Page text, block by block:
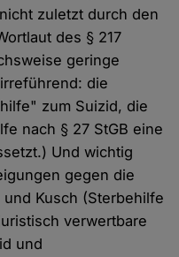
zuletzt durch den
des § 217
geringe
die
zum Suizid, die
nach § 27 StGB eine
Und wichtig
gegen die
Kusch (Sterbehilfe
verwertbare
und